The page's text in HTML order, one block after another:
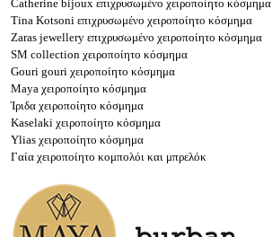
Catherine bijoux επιχρυσωμένο χειροποίητο κόσμημα
Tina Kotsoni επιχρυσωμένο χειροποίητο κόσμημα
Zaras jewellery επιχρυσωμένο χειροποίητο κόσμημα
SM collection χειροποίητο κόσμημα
Gouri gouri χειροποίητο κόσμημα
Maya χειροποίητο κόσμημα
Ίριδα χειροποίητο κόσμημα
Kaselaki χειροποίητο κόσμημα
Ylias χειροποίητο κόσμημα
Γαία χειροποίητο κομπολόι και μπρελόκ